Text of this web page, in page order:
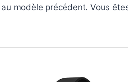
modèle précédent. Vous